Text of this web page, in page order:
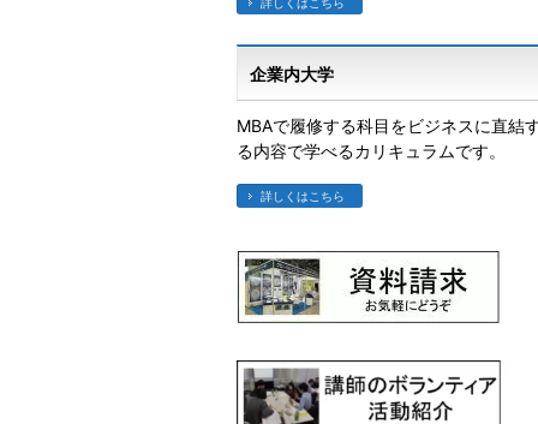
企業内大学
MBAで履修する科目をビジネスに直結
る内容で学べるカリキュラムです。
詳しくはこちら